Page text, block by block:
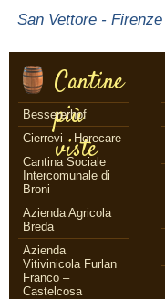
San Vettore - Firenze
Cantine
più
viste
Bessererhof
Cierrevi - Horecare
Cantina Sociale
Intercomunale di
Broni
Azienda Agricola
Breda
Azienda
Vitivinicola Furlan
Franco –
Castelcosa